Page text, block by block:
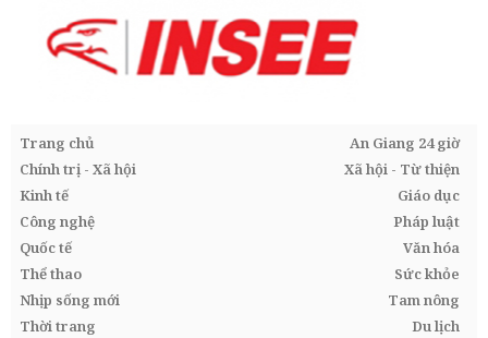
Trang chủ
An Giang 24 giờ
Chính trị - Xã hội
Xã hội - Từ thiện
Kinh tế
Giáo dục
Công nghệ
Pháp luật
Quốc tế
Văn hóa
Thể thao
Sức khỏe
Nhịp sống mới
Tam nông
Thời trang
Du lịch